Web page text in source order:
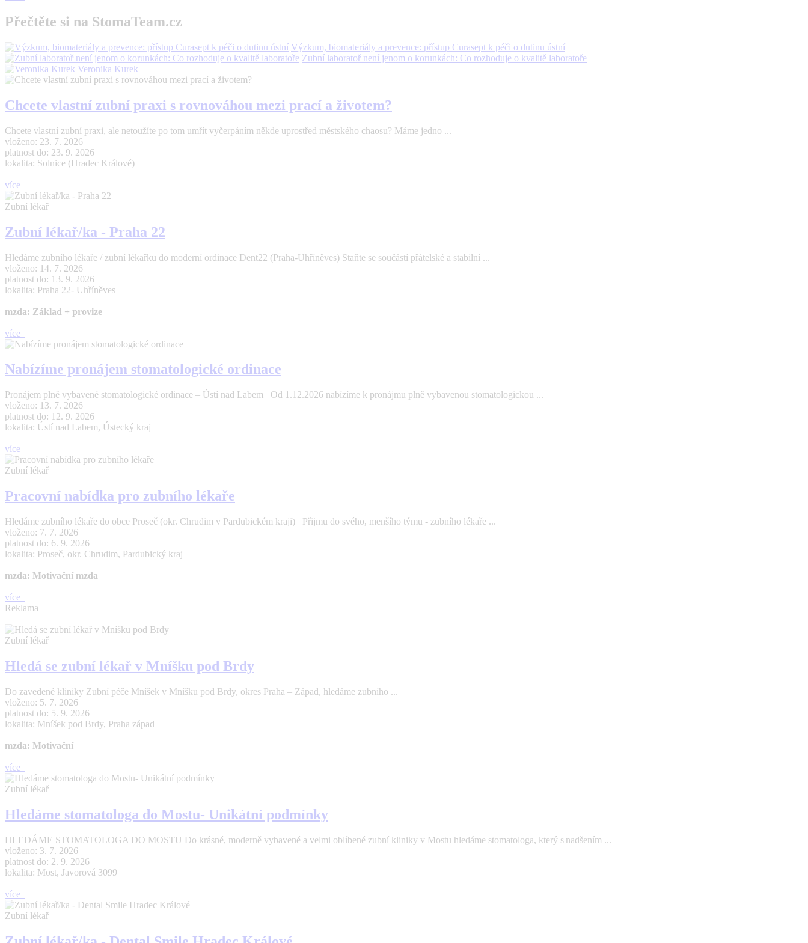
Přečtěte si na StomaTeam.cz
Výzkum, biomateriály a prevence: přístup Curasept k péči o dutinu ústní
Zubní laboratoř není jenom o korunkách: Co rozhoduje o kvalitě laboratoře
Veronika Kurek
Chcete vlastní zubní praxi s rovnováhou mezi prací a životem?
Chcete vlastní zubní praxi, ale netoužíte po tom umřít vyčerpáním někde uprostřed městského chaosu? Máme jedno ...
vloženo: 23. 7. 2026
platnost do: 23. 9. 2026
lokalita: Solnice (Hradec Králové)
více
Zubní lékař
Zubní lékař/ka - Praha 22
Hledáme zubního lékaře / zubní lékařku do moderní ordinace Dent22 (Praha-Uhříněves) Staňte se součástí přátelské a stabilní ...
vloženo: 14. 7. 2026
platnost do: 13. 9. 2026
lokalita: Praha 22- Uhříněves
mzda: Základ + provize
více
Nabízíme pronájem stomatologické ordinace
Pronájem plně vybavené stomatologické ordinace – Ústí nad Labem Od 1.12.2026 nabízíme k pronájmu plně vybavenou stomatologickou ...
vloženo: 13. 7. 2026
platnost do: 12. 9. 2026
lokalita: Ústí nad Labem, Ústecký kraj
více
Zubní lékař
Pracovní nabídka pro zubního lékaře
Hledáme zubního lékaře do obce Proseč (okr. Chrudim v Pardubickém kraji) Přijmu do svého, menšího týmu - zubního lékaře ...
vloženo: 7. 7. 2026
platnost do: 6. 9. 2026
lokalita: Proseč, okr. Chrudim, Pardubický kraj
mzda: Motivační mzda
více
Reklama
Zubní lékař
Hledá se zubní lékař v Mníšku pod Brdy
Do zavedené kliniky Zubní péče Mníšek v Mníšku pod Brdy, okres Praha – Západ, hledáme zubního ...
vloženo: 5. 7. 2026
platnost do: 5. 9. 2026
lokalita: Mníšek pod Brdy, Praha západ
mzda: Motivační
více
Zubní lékař
Hledáme stomatologa do Mostu- Unikátní podmínky
HLEDÁME STOMATOLOGA DO MOSTU Do krásné, moderně vybavené a velmi oblíbené zubní kliniky v Mostu hledáme stomatologa, který s nadšením ...
vloženo: 3. 7. 2026
platnost do: 2. 9. 2026
lokalita: Most, Javorová 3099
více
Zubní lékař